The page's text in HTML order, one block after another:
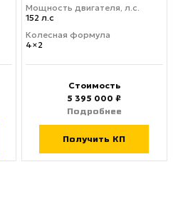
Мощность двигателя, л.с.
152 л.с
Колесная формула
4×2
Стоимость
5 395 000 ₽
Подробнее
Получить КП